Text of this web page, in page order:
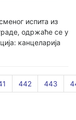
испита из
одржаће се у
канцеларија
442 443